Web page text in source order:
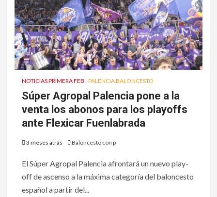
NOTICIAS PRIMERA FEB PALENCIA BALONCESTO
Súper Agropal Palencia pone a la
venta los abonos para los playoffs
ante Flexicar Fuenlabrada
3 meses atrás Baloncesto con p
El Súper Agropal Palencia afrontará un nuevo play-
off de ascenso a la máxima categoría del baloncesto
español a partir del...